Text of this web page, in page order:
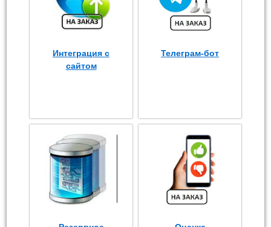
Интеграция с
сайтом
Телеграм-бот